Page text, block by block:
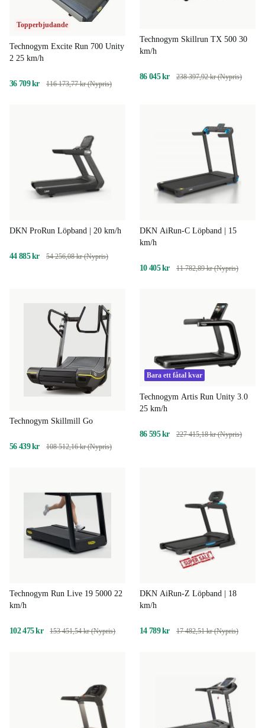
Topperbjudande
Technogym Excite Run 700 Unity
2 25 km/h
36 709 kr 116 173,77 kr (Nypris)
Technogym Skillrun TX 500 30
km/h
86 045 kr 238 397,92 kr (Nypris)
DKN ProRun Löpband | 20 km/h
44 885 kr 54 256,08 kr (Nypris)
DKN AiRun-C Löpband | 15
km/h
10 405 kr 11 782,89 kr (Nypris)
Technogym Skillmill Go
56 439 kr 108 512,16 kr (Nypris)
Bara ett fåtal kvar
Technogym Artis Run Unity 3.0
25 km/h
86 595 kr 227 415,18 kr (Nypris)
Technogym Run Live 19 5000 22
km/h
102 475 kr 153 451,54 kr (Nypris)
DKN AiRun-Z Löpband | 18
km/h
14 789 kr 17 482,51 kr (Nypris)